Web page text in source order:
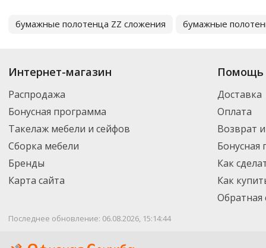
бумажные полотенца ZZ сложения бумажные
Интернет-магазин
Распродажа
Бонусная программа
Такелаж мебели и сейфов
Сборка мебели
Бренды
Карта сайта
Помощь
Доставка
Оплата
Возврат
Бонусная
Как
Как
Обратная
Последнее обновление: 06.08.2026, 15:14:44